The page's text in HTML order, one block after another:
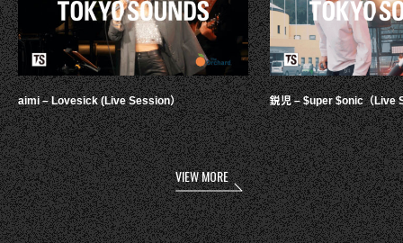
aimi – Lovesick (Live Session） 鋭児 – $uper $onic（Live
VIEW MORE